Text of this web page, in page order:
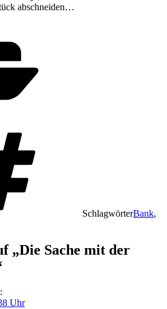
abschneiden…
SchlagwörterBank,
„Die Sache mit der
Uhr